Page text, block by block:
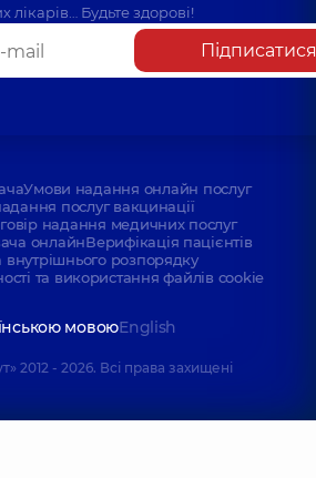
Будьте здорові!
Підписатися
Умови надання онлайн послуг
послуг вакцинації
надання медичних послуг
онлайнВерифікація пацієнтів
розпорядку
та використання файлів cookie
мовоюEnglish
2012 - 2026. Всі права захищені